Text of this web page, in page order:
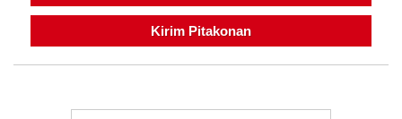
Kirim Pitakonan